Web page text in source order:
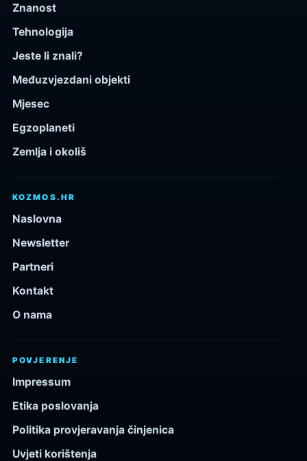
Znanost
Tehnologija
Jeste li znali?
Međuzvjezdani objekti
Mjesec
Egzoplaneti
Zemlja i okoliš
KOZMOS.HR
Naslovna
Newsletter
Partneri
Kontakt
O nama
POVJERENJE
Impressum
Etika poslovanja
Politika provjeravanja činjenica
Uvjeti korištenja